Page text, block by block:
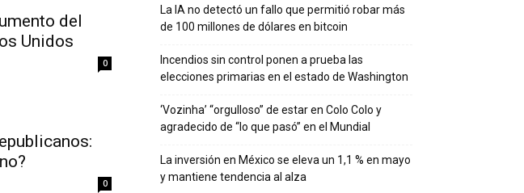
del
Unidos
0
0
La IA no detectó un fallo que permitió robar más
de 100 millones de dólares en bitcoin
Incendios sin control ponen a prueba las
elecciones primarias en el estado de Washington
‘Vozinha’ “orgulloso” de estar en Colo Colo y
agradecido de “lo que pasó” en el Mundial
La inversión en México se eleva un 1,1 % en mayo
y mantiene tendencia al alza